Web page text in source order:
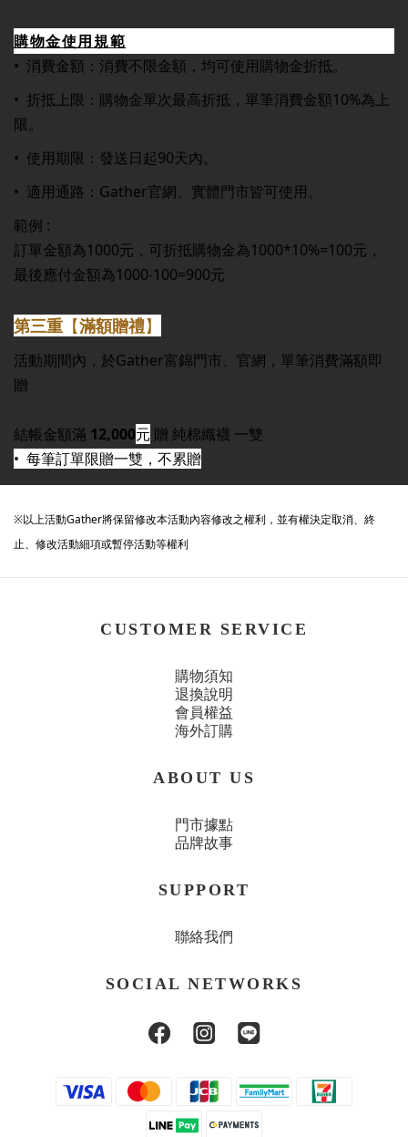
購物金使用規範
• 消費金額：消費不限金額，均可使用購物金折抵。
• 折抵上限：購物金單次最高折抵，單筆消費金額10%為上
限。
• 使用期限：發送日起90天內。
• 適用通路：Gather官網、實體門市皆可使用。
範例 :
訂單金額為1000元，可折抵購物金為1000*10%=100元，
最後應付金額為1000-100=900元
第三重 【滿額贈禮】
活動期間內，於Gather富錦門市、官網，單筆消費滿額即
贈
結帳金額滿 12,000元 贈 純棉織襪 一雙
• 每筆訂單限贈一雙，不累贈
※以上活動Gather將保留修改本活動內容修改之權利，並有權決定取消、終
止、修改活動細項或暫停活動等權利
CUSTOMER SERVICE
購物須知
退換說明
會員權益
海外訂購
ABOUT US
門市據點
品牌故事
SUPPORT
聯絡我們
SOCIAL NETWORKS